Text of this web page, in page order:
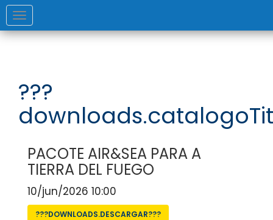
Toggle
navigation
???
PACOTE AIR&SEA PARA A
TIERRA DEL FUEGO
10/jun/2026 10:00
???DOWNLOADS.DESCARGAR???